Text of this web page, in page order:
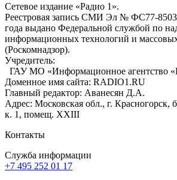
Сетевое издание «Радио 1».
Реестровая запись СМИ Эл № ФС77-
года выдано Федеральной службой по
информационных технологий и
(Роскомнадзор).
Учредитель:
ГАУ МО «Информационное агентство
Доменное имя сайта: RADIO1.RU
Главный редактор: Аванесян Д.А.
Адрес: Московская обл., г. Красногорск,
к. 1, помещ. XXIII
Контакты
Служба информации
+7 495 252 01 17